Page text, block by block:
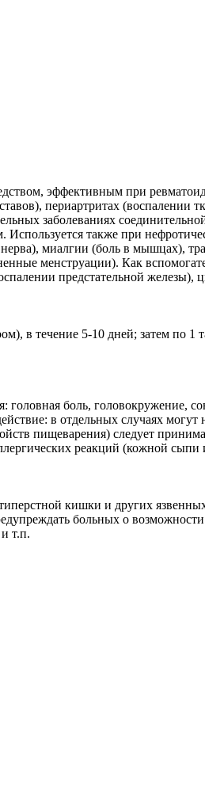
эффективным при
периартритах
заболеваниях
также при
миалгии (боль в мышцах),
менструации). Как
предстательной железы),
в течение 5-10 дней; затем по 1
боль, головокружение,
в отдельных случаях
пищеварения) следует
реакций (кожной
кишки и других
больных о
т.п.